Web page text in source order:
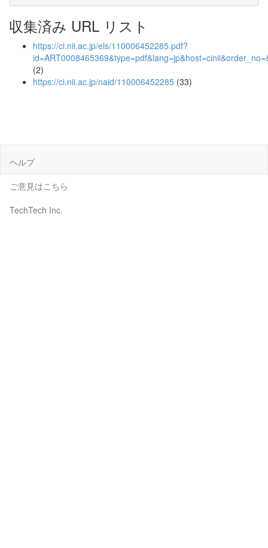
収集済み URL リスト
https://ci.nii.ac.jp/els/110006452285.pdf?
(2)
https://ci.nii.ac.jp/naid/110006452285 (33)
ヘルプ
ご意見はこちら
TechTech Inc.